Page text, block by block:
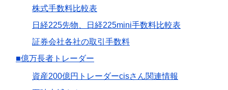
株式手数料比較表
日経225先物、日経225mini手数料比較表
証券会社各社の取引手数料
■億万長者トレーダー
資産200億円トレーダーcisさん関連情報